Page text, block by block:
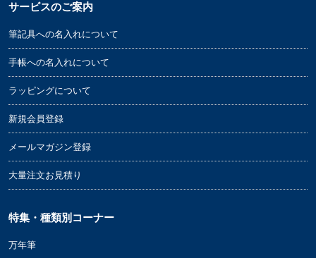
サービスのご案内
筆記具への名入れについて
手帳への名入れについて
ラッピングについて
新規会員登録
メールマガジン登録
大量注文お見積り
特集・種類別コーナー
万年筆